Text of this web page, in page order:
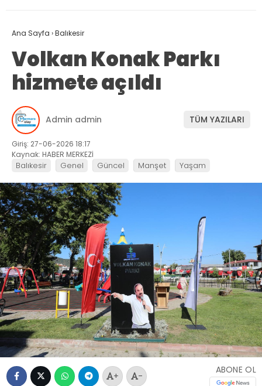
Ana Sayfa ›Balıkesir
Volkan Konak Parkı
hizmete açıldı
Admin admin TÜM YAZILARI
Giriş: 27-06-2026 18:17
Kaynak: HABER MERKEZİ
Balıkesir Genel Güncel Manşet Yaşam
+ -
ABONE OL